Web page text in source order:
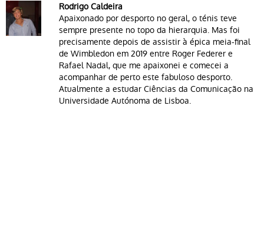
Rodrigo Caldeira
Apaixonado por desporto no geral, o ténis teve
sempre presente no topo da hierarquia. Mas foi
precisamente depois de assistir à épica meia-final
de Wimbledon em 2019 entre Roger Federer e
Rafael Nadal, que me apaixonei e comecei a
acompanhar de perto este fabuloso desporto.
Atualmente a estudar Ciências da Comunicação na
Universidade Autónoma de Lisboa.